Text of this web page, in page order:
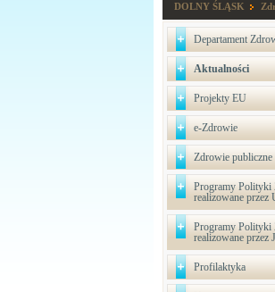
DOLNY ŚLĄSK
Departament
Aktualności
Projekty EU
e-Zdrowie
Zdrowie publiczne
Programy Polityki
realizowane
Programy Polityki
realizowane przez
Profilaktyka